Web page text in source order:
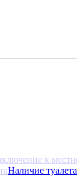
Наличие туалета